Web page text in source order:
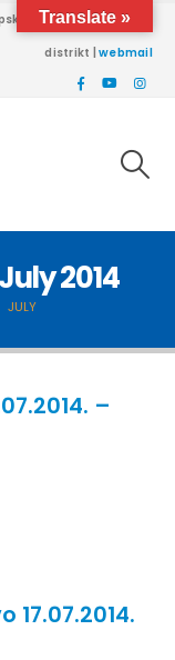
univerziteta Brčko
distrikt |webmail
2014
JULY
–
17.07.2014.
Translate »